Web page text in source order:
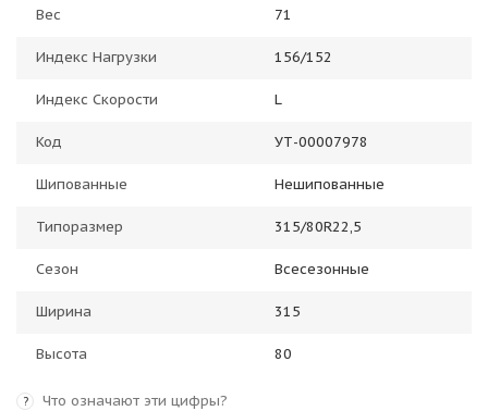
Вес 71
Индекс Нагрузки 156/152
Индекс Скорости L
Код УТ-00007978
Шипованные Нешипованные
Типоразмер 315/80R22,5
Сезон Всесезонные
Ширина 315
Высота 80
? Что означают эти цифры?